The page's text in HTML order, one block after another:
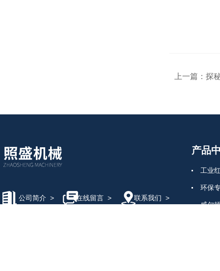
上一篇： 探
公司简介 > 在线留言 > 联系我们 >
产品
工业
环保
威尔